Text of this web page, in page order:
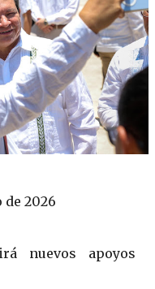
de 2026
nuevos apoyos